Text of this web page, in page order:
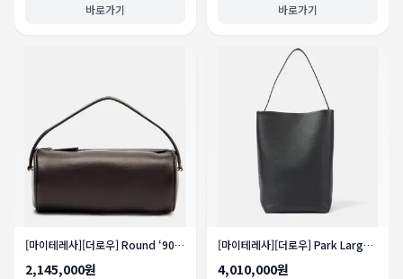
바로가기 바로가기
[마이테레사][더로우] Round ‘90s 레더 토트 백
2,145,000원
[마이테레사][더로우] Park Large N/S 레더 토트 백
4,010,000원